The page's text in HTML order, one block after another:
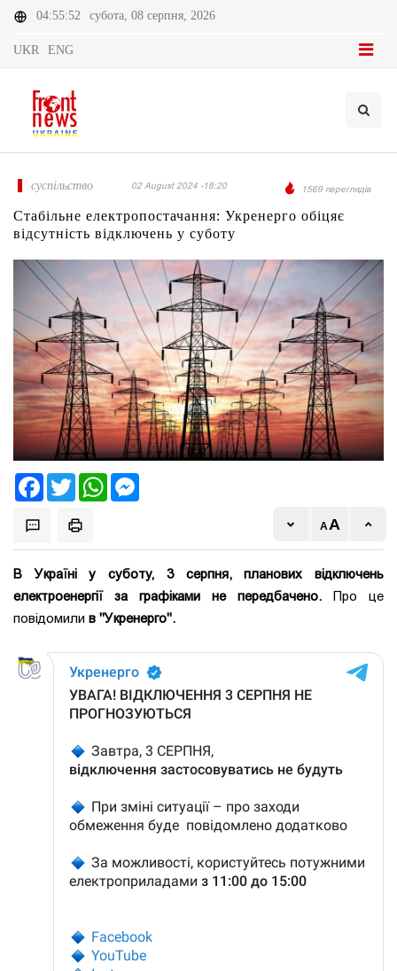
04:55:52 субота, 08 серпня, 2026
UKR ENG
суспільство 02 August 2024 -18:20 1569 переглядів
Стабільне електропостачання: Укренерго обіцяє
відсутність відключень у суботу
FacebookTwitter WhatsApp
В Україні у суботу, 3 серпня, планових відключень
електроенергії за графіками не передбачено. Про це
повідомили в "Укренерго".